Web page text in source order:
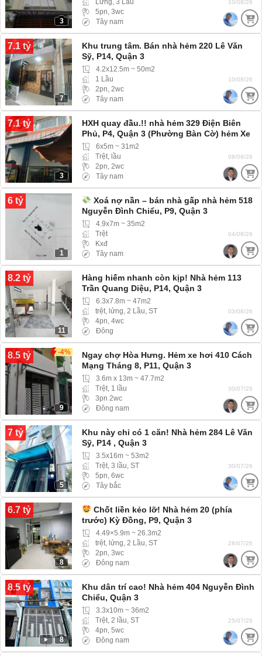
3
5pn, 3wc
Tây nam
10/08/26
7.1 tỷ
7
Khu trung tâm. Bán nhà hẻm 220 Lê Văn
Sỹ, P14, Quận 3
4.2x12.5m ~ 50m2
1 Lầu
2pn, 2wc
Tây nam
10/08/26
7.1 tỷ
3
HXH quay đầu.!! nhà hẻm 329 Điện Biên
Phủ, P4, Quận 3 (Phường Bàn Cờ) hẻm Xe
hơi, Xe tải ra vào thoải mái
6x5m ~ 31m2
Trệt, lầu
2pn, 2wc
Tây nam
08/08/26
6 tỷ
1
Xoá nợ nần – bán nhà gấp nhà hẻm 518
Nguyễn Đình Chiểu, P9, Quận 3
4.9x7m ~ 35m2
Trệt
Kxđ
Tây nam
04/08/26
8.2 tỷ
11
Hàng hiếm nhanh còn kịp! Nhà hẻm 113
Trần Quang Diệu, P14, Quận 3
6.3x7.8m ~ 47m2
trệt, lửng, 2 Lầu, ST
4pn, 4wc
Đông
03/08/26
8.5 tỷ -4%
9
Ngay chợ Hòa Hưng. Hẻm xe hơi 410 Cách
Mạng Tháng 8, P11, Quận 3
3.6m x 13m ~ 47.7m2
Trệt, 1 lầu
3pn 2wc
Đông nam
30/07/26
7 tỷ
5
Khu này chỉ có 1 căn! Nhà hẻm 284 Lê Văn
Sỹ, P14 , Quận 3
3.5x16m ~ 53m2
Trệt, 3 lầu, ST
5pn, 6wc
Tây bắc
30/07/26
6.7 tỷ
8
Chốt liền kẻo lỡ! Nhà hẻm 20 (phía
trước) Kỳ Đồng, P9, Quận 3
4.49×5.9m ~ 26.3m2
trệt, lửng, 2 Lầu, ST
2pn, 3wc
Đông nam
28/07/26
8.5 tỷ
8
Khu dân trí cao! Nhà hẻm 404 Nguyễn Đình
Chiểu, Quận 3
3.3x10m ~ 36m2
Trệt, 2 lầu, ST
4pn, 5wc
Đông nam
25/07/26